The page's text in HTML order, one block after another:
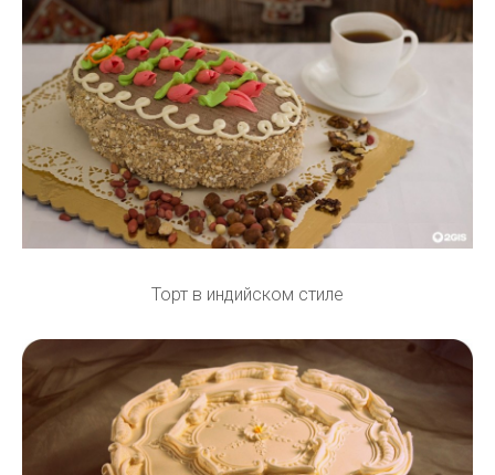
Торт в индийском стиле